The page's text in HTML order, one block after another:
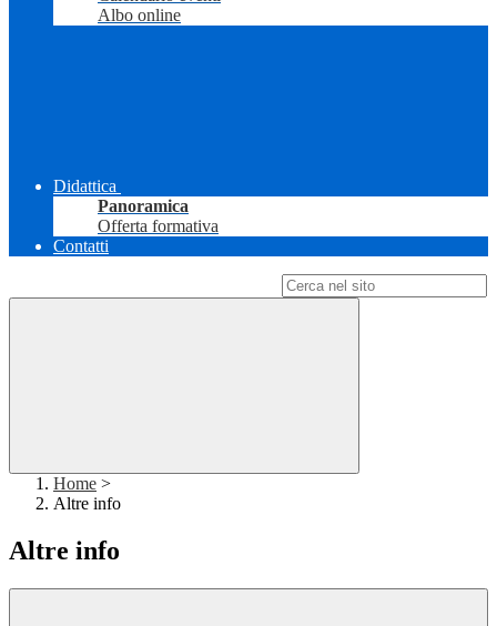
Albo online
Didattica
Panoramica
Offerta formativa
Contatti
Home >
Altre info
Altre info